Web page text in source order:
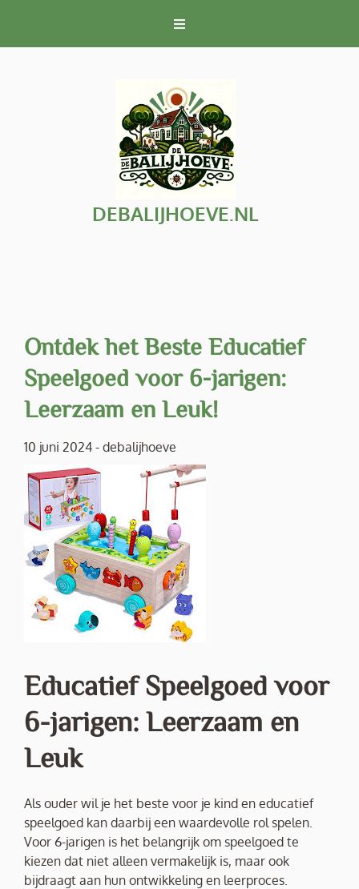
inhoud
DEBALIJHOEVE.NL
Ontdek het Beste Educatief
Speelgoed voor 6-jarigen:
Leerzaam en Leuk!
10 juni 2024 - debalijhoeve
Educatief Speelgoed voor
6-jarigen: Leerzaam en
Leuk
Als ouder wil je het beste voor je kind en educatief
speelgoed kan daarbij een waardevolle rol spelen.
Voor 6-jarigen is het belangrijk om speelgoed te
kiezen dat niet alleen vermakelijk is, maar ook
bijdraagt aan hun ontwikkeling en leerproces.